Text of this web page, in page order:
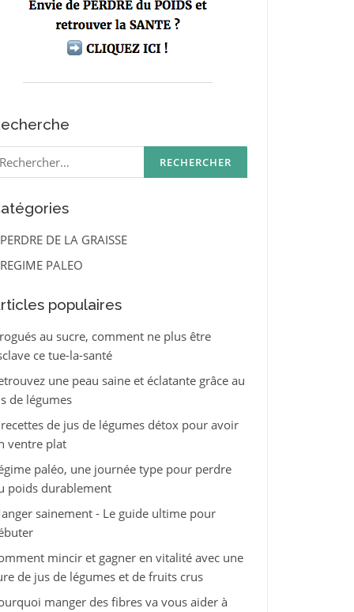
:
PERDRE DE LA GRAISSE
REGIME PALEO
populaires
au sucre, comment ne plus être
ce tue-la-santé
une peau saine et éclatante grâce au
de légumes
de jus de légumes détox pour avoir
ventre plat
paléo, une journée type pour perdre
poids durablement
sainement - Le guide ultime pour
mincir et gagner en vitalité avec une
de jus de légumes et de fruits crus
manger des fibres va vous aider à